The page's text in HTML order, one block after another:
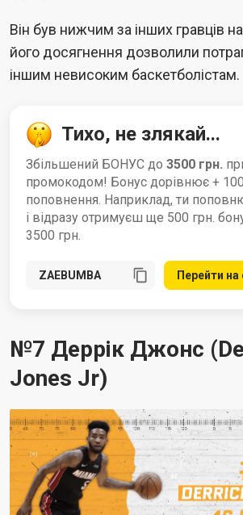
Він був нижчим за інших гравців
його досягнення дозволили
іншим невисоким баскетболістам.
Тихо, не злякай...
Збільшений БОНУС до 3500 грн.
промокодом! Бонус дорівнює +
поповнення. Наприклад, ти
і відразу отримуєш ще 500 грн.
3500 грн.
Перейти на
№7 Деррік Джонс
Jones Jr)